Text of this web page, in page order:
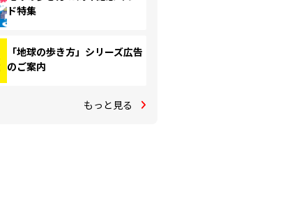
ド特集
「地球の歩き方」シリーズ広告
のご案内
もっと見る